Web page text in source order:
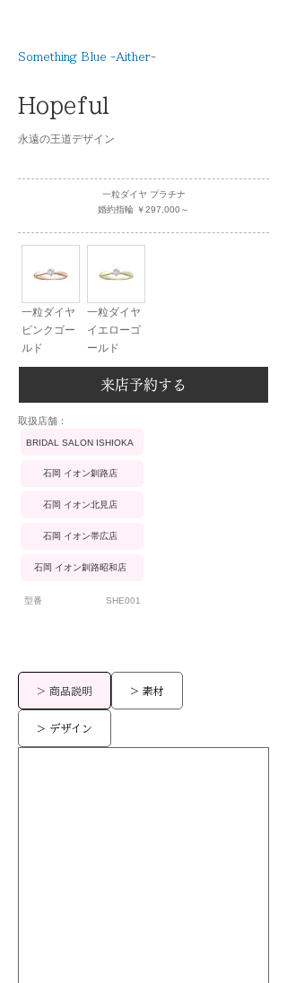
Something Blue -Aither-
Hopeful
永遠の王道デザイン
一粒ダイヤ プラチナ
婚約指輪 ￥297,000～
一粒ダイヤ
ピンクゴー
ルド
一粒ダイヤ
イエローゴ
ールド
来店予約する
​取扱店舗：
BRIDAL SALON ISHIOKA
石岡 イオン釧路店
石岡 イオン北見店
石岡 イオン帯広店
石岡 イオン釧路昭和店
型番 SHE001
> 商品説明 > 素材
> デザイン